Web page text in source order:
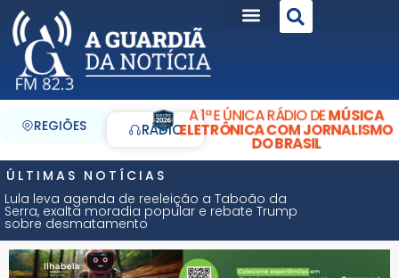
REGIÕES RÁDIO
A 1ª E ÚNICA RÁDIO DEMÚSICA
ELETRÔNICA COM JORNALISMO
DO BRASIL
ÚLTIMAS NOTÍCIAS
Lula leva agenda de reeleição a Taboão da
Serra, exalta moradia popular e rebate Trump
sobre desmatamento